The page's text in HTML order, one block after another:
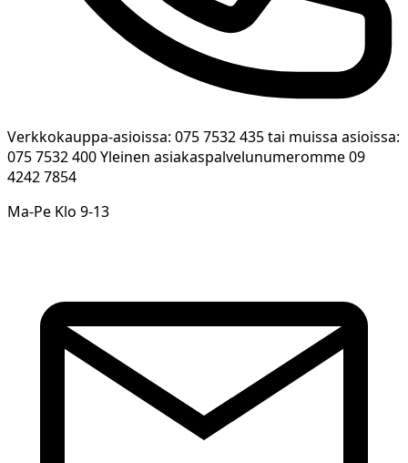
Verkkokauppa-asioissa: 075 7532 435 tai muissa asioissa:
075 7532 400 Yleinen asiakaspalvelunumeromme 09
4242 7854
Ma-Pe Klo 9-13